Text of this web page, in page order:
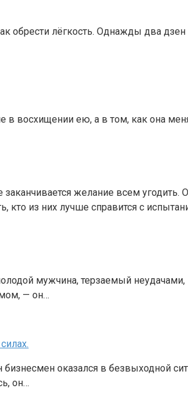
обрести лёгкость. Однажды два
в восхищении ею, а в том, как она
заканчивается желание всем
кто из них лучше справится с
мужчина, терзаемый неудачами,
— он…
оказался в безвыходной
он…